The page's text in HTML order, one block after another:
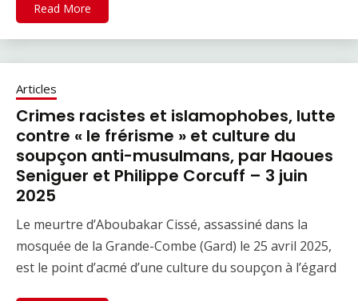
Read More
Articles
Crimes racistes et islamophobes, lutte
contre « le frérisme » et culture du
soupçon anti-musulmans, par Haoues
Seniguer et Philippe Corcuff – 3 juin
2025
Le meurtre d’Aboubakar Cissé, assassiné dans la
mosquée de la Grande-Combe (Gard) le 25 avril 2025,
est le point d’acmé d’une culture du soupçon à l’égard